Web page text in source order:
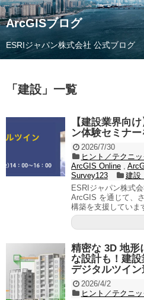
ArcGISブログ
ESRIジャパン株式会社 公式ブログ
「 建設 」 一覧
【建設業界向
ン体験セミナー
2026/7/30
ヒント／テクニッ
ArcGIS Online
Survey123
建設
ESRIジャパン株式
ArcGIS を通じて、
構築を支援していま
精密な 3D 地形
な設計も！建
デジタルツイ
2026/4/2
ヒント／テクニッ